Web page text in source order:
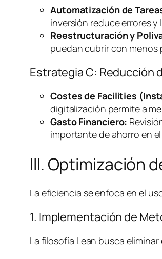
Automatización de
inversión reduce errores y
Reestructuración y
puedan cubrir con menos
Estrategia C: Reducción
Costes de Facilities
digitalización permite a
Gasto Financiero:
importante de ahorro en el
III. Optimización
La eficiencia se enfoca en el
1. Implementación de
La filosofía Lean busca